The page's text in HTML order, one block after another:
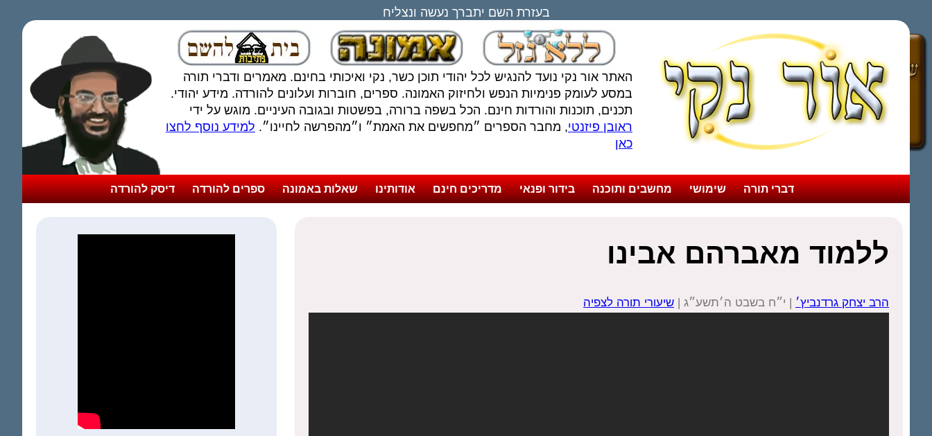
בעזרת השם יתברך נעשה ונצליח
האתר אור נקי נועד להנגיש לכל יהודי תוכן כשר, נקי ואיכותי בחינם. מאמרים ודברי תורה
במסע לעומק פנימיות הנפש ולחיזוק האמונה. ספרים, חוברות ועלונים להורדה. מידע יהודי.
תכנים, תוכנות והורדות חינם. הכל בשפה ברורה, בפשטות ובגובה העיניים. מוגש על ידי
ראובן פיזנטי, מחבר הספרים ״מחפשים את האמת״ ו״מהפרשה לחיינו״. למידע נוסף לחצו
כאן
דברי תורה שימושי מחשבים ותוכנה בידור ופנאי מדריכים חינם אודותינו שאלות באמונה ספרים להורדה דיסק להורדה
ללמוד מאברהם אבינו
הרב יצחק גרדנביץ׳ | י״ח בשבט ה׳תשע״ג | שיעורי תורה לצפיה